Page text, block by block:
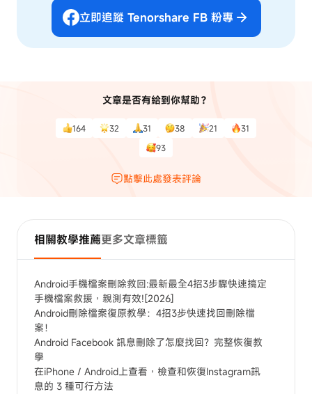
立即追蹤 Tenorshare FB 粉專
文章是否有給到你幫助？
164 32 31 38 21
31
93
點擊此處發表評論
相關教學推薦更多文章標籤
Android手機檔案刪除救回:最新最全4招3步驟快速搞定
手機檔案救援，親測有效![2026]
Android刪除檔案復原教學：4招3步快速找回刪除檔
案！
Android Facebook 訊息刪除了怎麼找回？完整恢復教
學
在iPhone / Android上查看，檢查和恢復Instagram訊
息的 3 種可行方法